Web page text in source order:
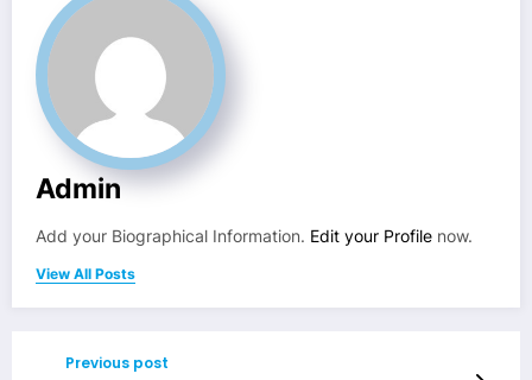
Admin
Add your Biographical Information. Edit your Profile now.
View All Posts
Previous post